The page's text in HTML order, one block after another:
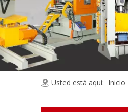
Usted está aquí: Inicio